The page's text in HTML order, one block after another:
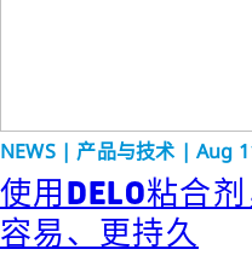
NEWS | 产品与技术 | Aug
使用DELO粘合
容易、更持久